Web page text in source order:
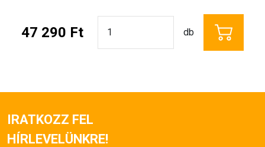
47 290 Ft db
IRATKOZZ FEL
HÍRLEVELÜNKRE!